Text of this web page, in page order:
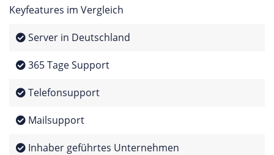
Keyfeatures im Vergleich
Server in Deutschland
365 Tage Support
Telefonsupport
Mailsupport
Inhaber geführtes Unternehmen